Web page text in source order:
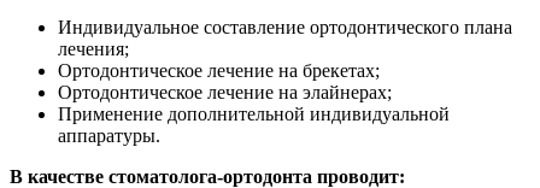
Индивидуальное составление ортодонтического плана
лечения;
Ортодонтическое лечение на брекетах;
Ортодонтическое лечение на элайнерах;
Применение дополнительной индивидуальной
аппаратуры.
В качестве стоматолога-ортодонта проводит: